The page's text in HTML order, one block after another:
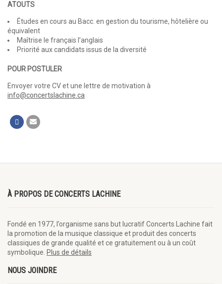
ATOUTS
Études en cours au Bacc. en gestion du tourisme, hôtelière ou
équivalent
Maîtrise le français l’anglais
Priorité aux candidats issus de la diversité
POUR POSTULER
Envoyer votre CV et une lettre de motivation à
info@concertslachine.ca
À PROPOS DE CONCERTS LACHINE
Fondé en 1977, l’organisme sans but lucratif Concerts Lachine fait
la promotion de la musique classique et produit des concerts
classiques de grande qualité et ce gratuitement ou à un coût
symbolique. Plus de détails
NOUS JOINDRE